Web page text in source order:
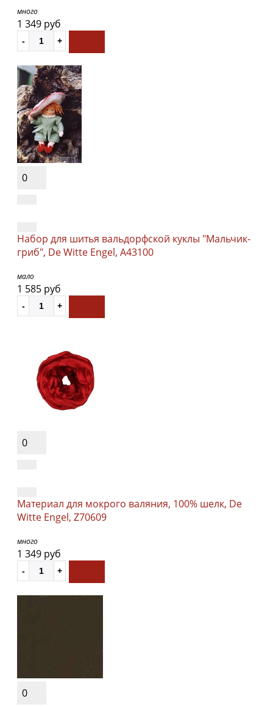
много
1 349 руб
0
Набор для шитья вальдорфской куклы "Мальчик-
гриб", De Witte Engel, A43100
мало
1 585 руб
0
Материал для мокрого валяния, 100% шелк, De
Witte Engel, Z70609
много
1 349 руб
0